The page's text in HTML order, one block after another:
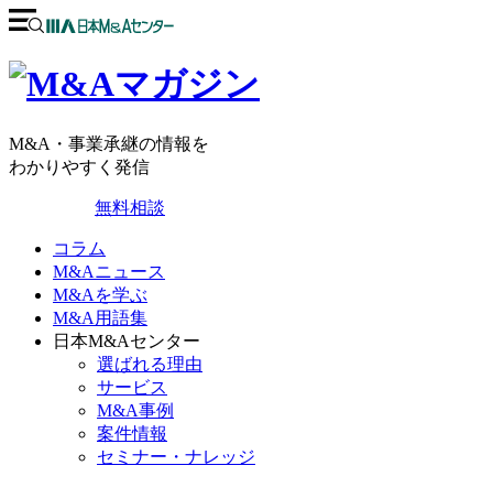
M&A・事業承継の情報を
わかりやすく発信
無料相談
コラム
M&Aニュース
M&Aを学ぶ
M&A用語集
日本M&Aセンター
選ばれる理由
サービス
M&A事例
案件情報
セミナー・ナレッジ